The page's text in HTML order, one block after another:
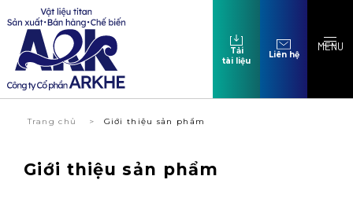
Tải
tài liệu
Liên hệ
MENU
Trang chủ Giới thiệu sản phẩm
Giới thiệu sản phẩm